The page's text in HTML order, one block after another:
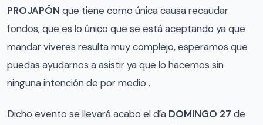
PROJAPÓN que tiene como única causa recaudar
fondos; que es lo único que se está aceptando ya que
mandar víveres resulta muy complejo, esperamos que
puedas ayudarnos a asistir ya que lo hacemos sin
ninguna intención de por medio .
Dicho evento se llevará acabo el día DOMINGO 27 de